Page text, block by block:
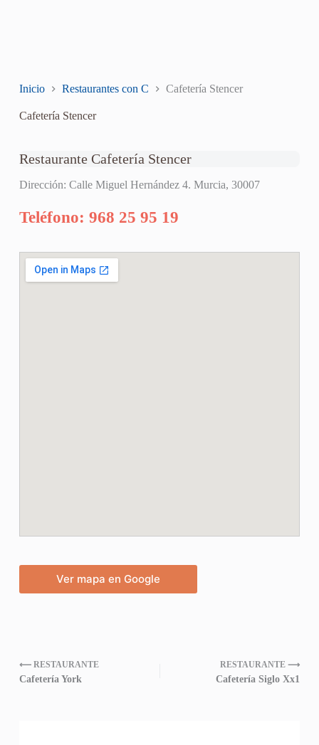
Inicio Restaurantes con C Cafetería Stencer
Cafetería Stencer
Restaurante Cafetería Stencer
Dirección: Calle Miguel Hernández 4. Murcia, 30007
Teléfono: 968 25 95 19
Ver mapa en Google
⟵ RESTAURANTE
Cafetería York
RESTAURANTE ⟶
Cafetería Siglo Xx1